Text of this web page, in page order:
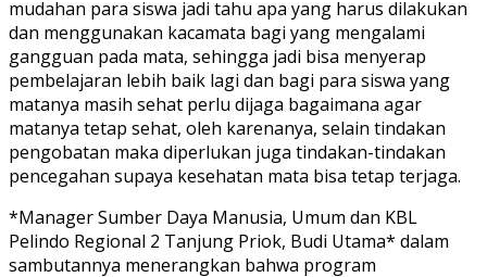
mudahan para siswa jadi tahu apa yang harus dilakukan
dan menggunakan kacamata bagi yang mengalami
gangguan pada mata, sehingga jadi bisa menyerap
pembelajaran lebih baik lagi dan bagi para siswa yang
matanya masih sehat perlu dijaga bagaimana agar
matanya tetap sehat, oleh karenanya, selain tindakan
pengobatan maka diperlukan juga tindakan-tindakan
pencegahan supaya kesehatan mata bisa tetap terjaga.
*Manager Sumber Daya Manusia, Umum dan KBL
Pelindo Regional 2 Tanjung Priok, Budi Utama* dalam
sambutannya menerangkan bahwa program